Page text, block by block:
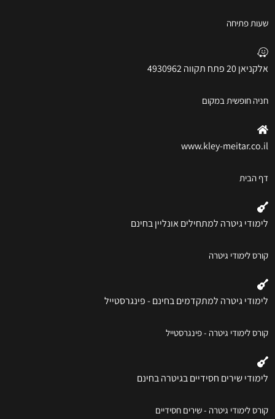
שעות פתיחה
אלקניאן 20 פתח תקווה 4930962
חניה חופשית במקום
www.kley-meitar.co.il
דף הבית
לימודי גיטרה למתחילים אונליין בחינם
קורס לימודי גיטרה
לימודי גיטרה למתקדמים בחינם - פינגרסטייל
קורס לימודי גיטרה - פינגרסטייל
לימודי שירים חסידיים בגיטרה בחינם
קורס לימודי גיטרה - שירים חסידיים